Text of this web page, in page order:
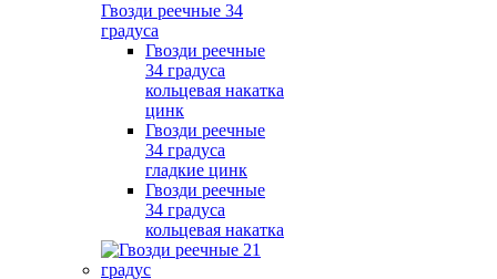
Гвозди реечные 34
градуса
Гвозди реечные
34 градуса
кольцевая накатка
цинк
Гвозди реечные
34 градуса
гладкие цинк
Гвозди реечные
34 градуса
кольцевая накатка